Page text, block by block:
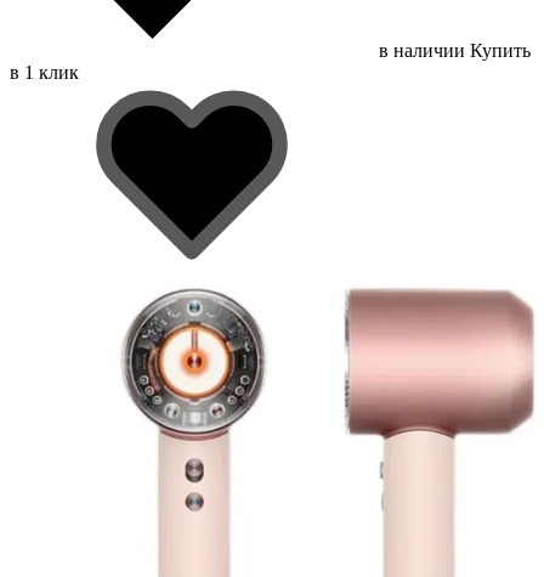
в наличии Купить
в 1 клик